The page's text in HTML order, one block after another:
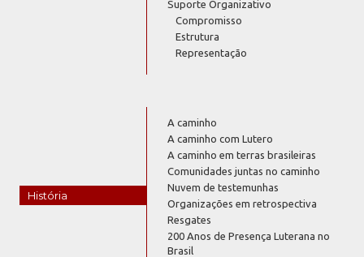
Suporte Organizativo
Compromisso
Estrutura
Representação
História
A caminho
A caminho com Lutero
A caminho em terras brasileiras
Comunidades juntas no caminho
Nuvem de testemunhas
Organizações em retrospectiva
Resgates
200 Anos de Presença Luterana no
Brasil